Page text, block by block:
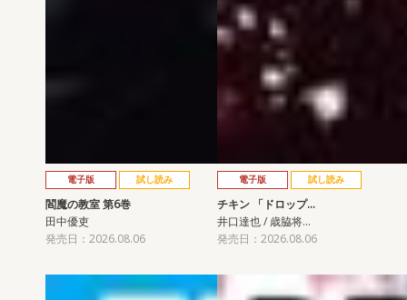
電子版 試し読み
閻魔の教室 第6巻
田中優吏
発売日：2026.08.06
電子版 試し読み
チキン 「ドロップ…
井口達也 / 歳脇将…
発売日：2026.08.06